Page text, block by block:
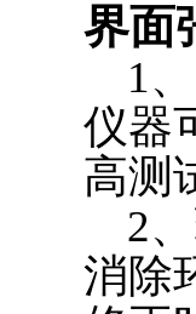
界面
1、
仪器
高测
2、
消除